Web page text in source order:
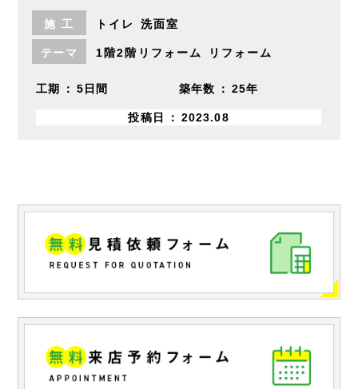
施 工 トイレ 洗面室
テーマ 1階2階リフォーム リフォーム
工期 5日間 築年数 25年
投稿日 2023.08